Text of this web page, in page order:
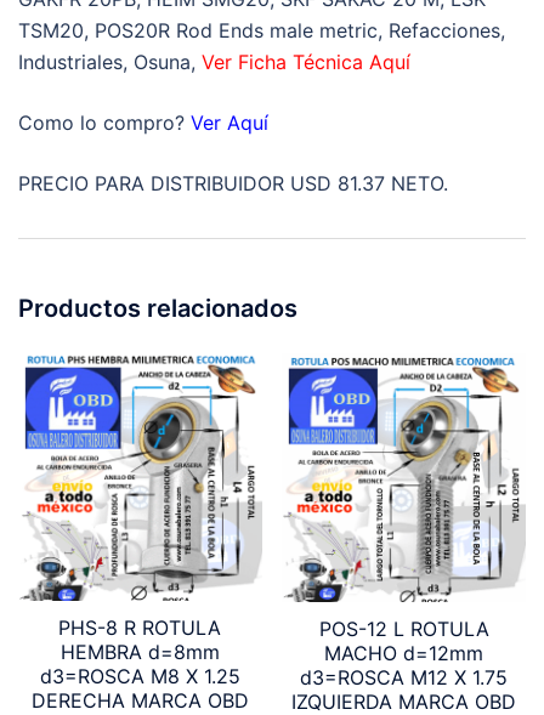
TSM20, POS20R Rod Ends male metric, Refacciones,
Industriales, Osuna, Ver Ficha Técnica Aquí
Como lo compro? Ver Aquí
PRECIO PARA DISTRIBUIDOR USD 81.37 NETO.
Productos relacionados
PHS-8 R ROTULA
HEMBRA d=8mm
d3=ROSCA M8 X 1.25
DERECHA MARCA OBD
POS-12 L ROTULA
MACHO d=12mm
d3=ROSCA M12 X 1.75
IZQUIERDA MARCA OBD